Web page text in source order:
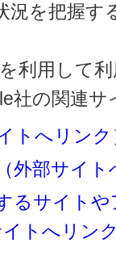
を把握す
利用して
社の関連
トへリンク
外部サイ
るサイト
トへリン